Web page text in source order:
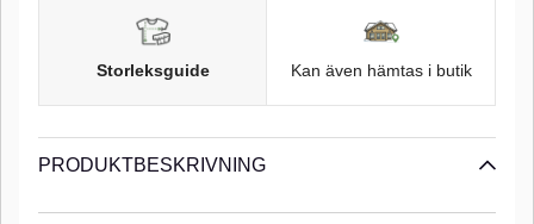
Storleksguide Kan även hämtas i butik
PRODUKTBESKRIVNING